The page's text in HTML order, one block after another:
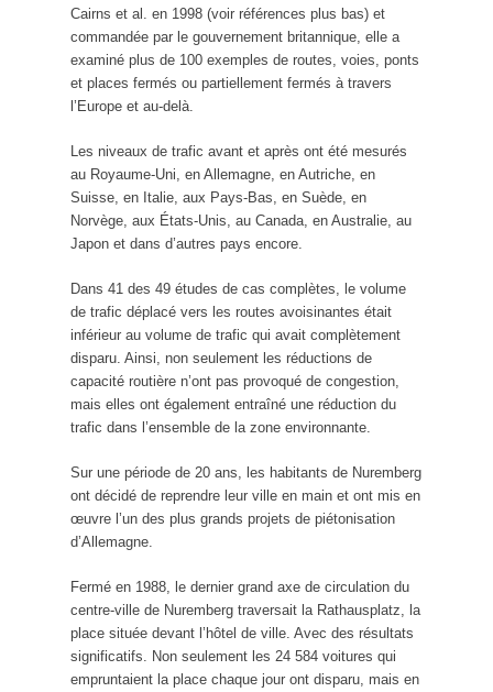
Cairns et al. en 1998 (voir références plus bas) et
commandée par le gouvernement britannique, elle a
examiné plus de 100 exemples de routes, voies, ponts
et places fermés ou partiellement fermés à travers
l’Europe et au-delà.
Les niveaux de trafic avant et après ont été mesurés
au Royaume-Uni, en Allemagne, en Autriche, en
Suisse, en Italie, aux Pays-Bas, en Suède, en
Norvège, aux États-Unis, au Canada, en Australie, au
Japon et dans d’autres pays encore.
Dans 41 des 49 études de cas complètes, le volume
de trafic déplacé vers les routes avoisinantes était
inférieur au volume de trafic qui avait complètement
disparu. Ainsi, non seulement les réductions de
capacité routière n’ont pas provoqué de congestion,
mais elles ont également entraîné une réduction du
trafic dans l’ensemble de la zone environnante.
Sur une période de 20 ans, les habitants de Nuremberg
ont décidé de reprendre leur ville en main et ont mis en
œuvre l’un des plus grands projets de piétonisation
d’Allemagne.
Fermé en 1988, le dernier grand axe de circulation du
centre-ville de Nuremberg traversait la Rathausplatz, la
place située devant l’hôtel de ville. Avec des résultats
significatifs. Non seulement les 24 584 voitures qui
empruntaient la place chaque jour ont disparu, mais en